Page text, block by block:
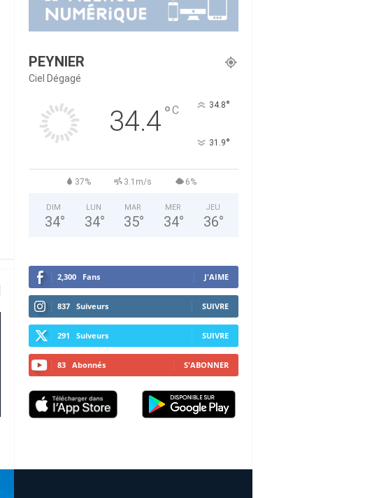
PEYNIER
Ciel Dégagé
34.4°C 34.8°
31.9°
37% 3.1m/s 6%
DIM
34°
LUN
34°
MAR
35°
MER
34°
JEU
36°
2,300 Fans J'AIME
837 Suiveurs SUIVRE
291 Suiveurs SUIVRE
83 Abonnés S'ABONNER